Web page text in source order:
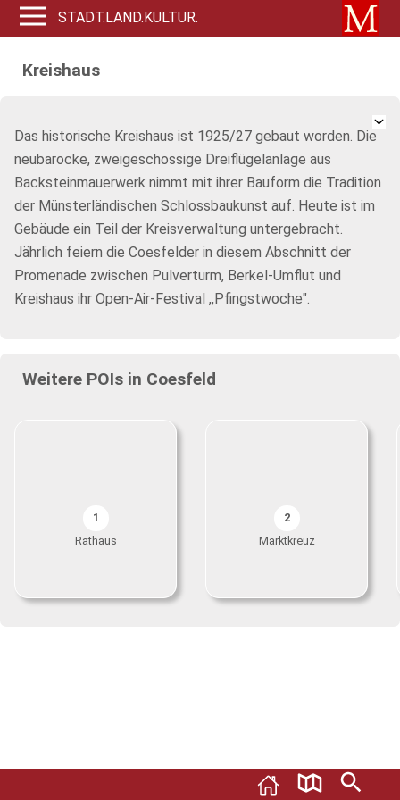
STADT.LAND.KULTUR.
Kreishaus
Das historische Kreishaus ist 1925/27 gebaut worden. Die
neubarocke, zweigeschossige Dreiflügelanlage aus
Backsteinmauerwerk nimmt mit ihrer Bauform die Tradition
der Münsterländischen Schlossbaukunst auf. Heute ist im
Gebäude ein Teil der Kreisverwaltung untergebracht.
Jährlich feiern die Coesfelder in diesem Abschnitt der
Promenade zwischen Pulverturm, Berkel-Umflut und
Kreishaus ihr Open-Air-Festival ,,Pfingstwoche".
Weitere POIs in Coesfeld
1
Rathaus
2
Marktkreuz